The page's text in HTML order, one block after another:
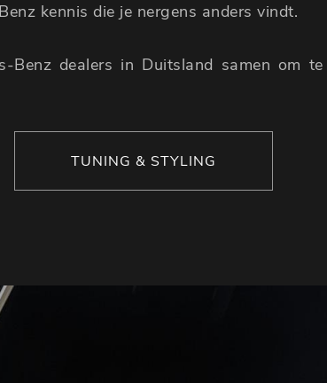
kennis die je nergens anders vindt.
Benz dealers in Duitsland samen om
TUNING & STYLING